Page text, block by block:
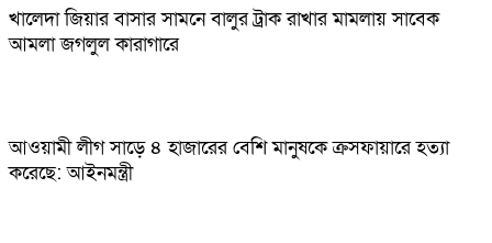
খালেদা জিয়ার বাসার সামনে বালুর ট্রাক রাখার মামলায় সাবেক
আমলা জগলুল কারাগারে
আওয়ামী লীগ সাড়ে ৪ হাজারের বেশি মানুষকে ক্রসফায়ারে হত্যা
করেছে: আইনমন্ত্রী